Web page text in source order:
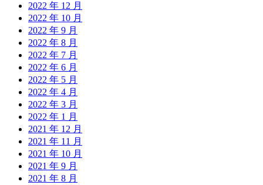
2022 年 12 月
2022 年 10 月
2022 年 9 月
2022 年 8 月
2022 年 7 月
2022 年 6 月
2022 年 5 月
2022 年 4 月
2022 年 3 月
2022 年 1 月
2021 年 12 月
2021 年 11 月
2021 年 10 月
2021 年 9 月
2021 年 8 月